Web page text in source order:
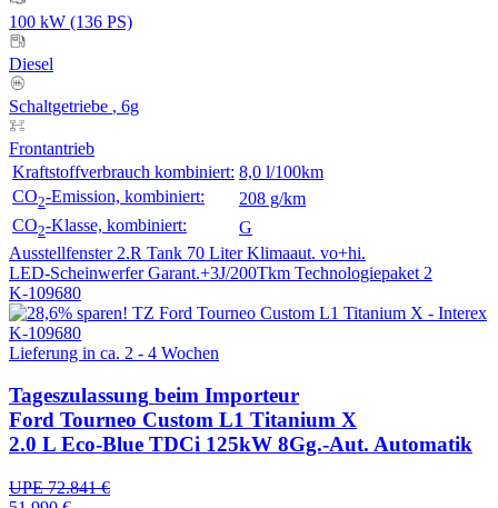
100 kW (136 PS)
Diesel
Schaltgetriebe , 6g
Frontantrieb
Kraftstoffverbrauch kombiniert: 8,0 l/100km
CO2-Emission, kombiniert:
208 g/km
CO2-Klasse, kombiniert:
G
Ausstellfenster 2.R Tank 70 Liter Klimaaut. vo+hi.
LED-Scheinwerfer Garant.+3J/200Tkm Technologiepaket 2
K-109680
Lieferung in ca. 2 - 4 Wochen
Tageszulassung beim Importeur
Ford Tourneo Custom L1 Titanium X
2.0 L Eco-Blue TDCi 125kW 8Gg.-Aut. Automatik
UPE 72.841 €